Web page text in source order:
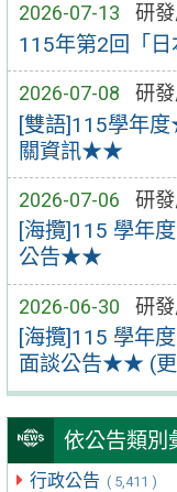
2026-07-13 研
115年第2回「日
2026-07-08 研
[雙語]115學年
關資訊★★
2026-07-06 研
[海攬]115 學年
公告★★
2026-06-30 研
[海攬]115 學年
面談公告★★ (
依公告類別
行政公告 ( 5,411 )